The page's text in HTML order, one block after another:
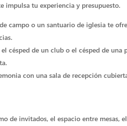
impulsa tu experiencia y presupuesto.
campo o un santuario de iglesia te
césped de un club o el césped de
con una sala de recepción
de invitados, el espacio entre mesas,